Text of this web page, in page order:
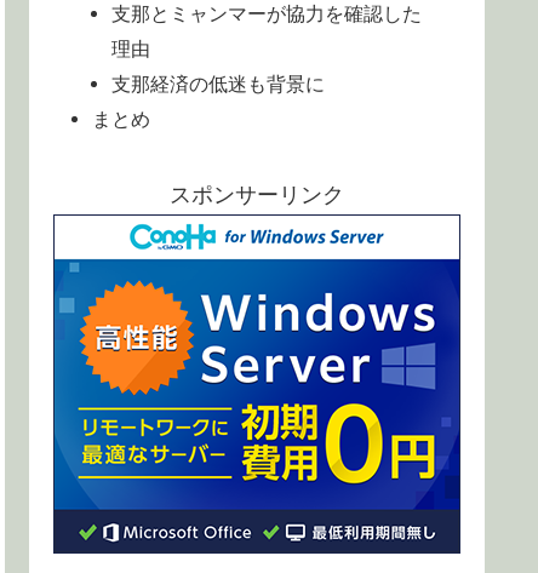
支那とミャンマーが協力を確認した
理由
支那経済の低迷も背景に
まとめ
スポンサーリンク